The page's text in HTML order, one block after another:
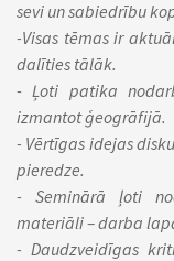
sevi un sabiedrību
-Visas tēmas ir
dalīties tālāk.
- Ļoti patika
izmantot ģeogrāfijā.
- Vērtīgas idejas
pieredze.
- Seminārā ļoti
materiāli – darba
- Daudzveidīgas